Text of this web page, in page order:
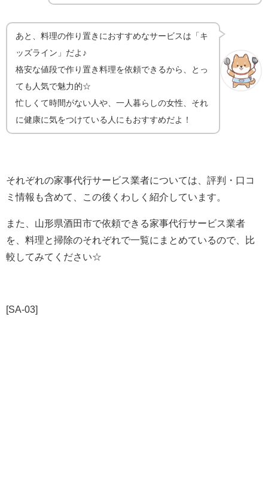
あと、料理の作り置きにおすすめなサービスは「 キ
ッズライン 」だよ♪
格安な値段で作り置き料理を依頼できるから、とっ
ても人気で魅力的☆
忙しくて時間がない人や、一人暮らしの女性、それ
に健康に気をつけている人にもおすすめだよ！
それぞれの家事代行サービス業者については、評判・口コ
ミ情報も含めて、この後くわしく紹介しています。
また、山形県酒田市で依頼できる家事代行サービス業者
を、料理と掃除のそれぞれで一覧にまとめているので、比
較してみてください☆
[SA-03]